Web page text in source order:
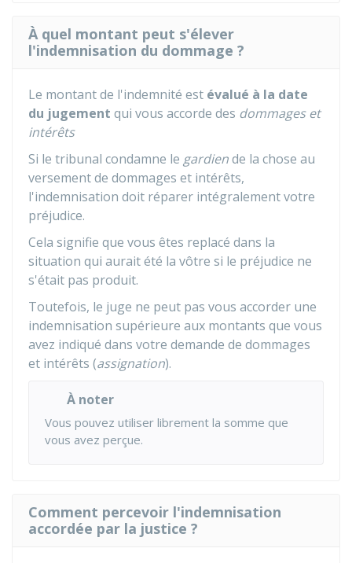
À quel montant peut s'élever
l'indemnisation du dommage ?
Le montant de l'indemnité est évalué à la date
du jugement qui vous accorde des dommages et
intérêts
Si le tribunal condamne le gardiende la chose au
versement de dommages et intérêts,
l'indemnisation doit réparer intégralement votre
préjudice.
Cela signifie que vous êtes replacé dans la
situation qui aurait été la vôtre si le préjudice ne
s'était pas produit.
Toutefois, le juge ne peut pas vous accorder une
indemnisation supérieure aux montants que vous
avez indiqué dans votre demande de dommages
et intérêts (assignation).
À noter
Vous pouvez utiliser librement la somme que
vous avez perçue.
Comment percevoir l'indemnisation
accordée par la justice ?